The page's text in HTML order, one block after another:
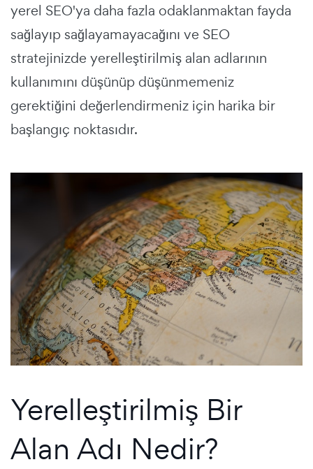
yerel SEO'ya daha fazla odaklanmaktan fayda
sağlayıp sağlayamayacağını ve SEO
stratejinizde yerelleştirilmiş alan adlarının
kullanımını düşünüp düşünmemeniz
gerektiğini değerlendirmeniz için harika bir
başlangıç noktasıdır.
Yerelleştirilmiş Bir
Alan Adı Nedir?